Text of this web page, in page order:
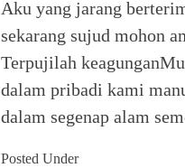
Aku yang jarang
sekarang sujud mohon
Terpujilah keagunganMu
dalam pribadi kami
dalam segenap alam
Posted Under